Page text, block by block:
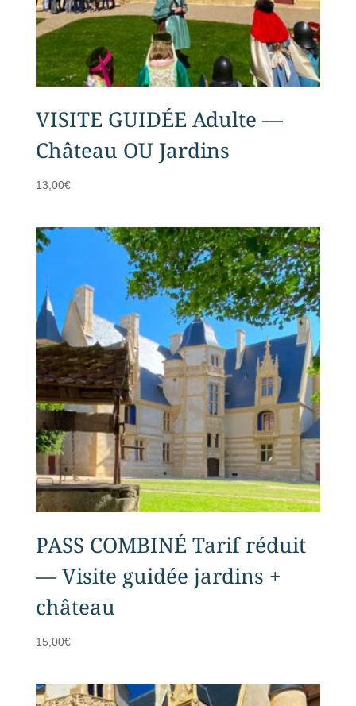
VISITE GUIDÉE Adulte —
Château OU Jardins
13,00€
PASS COMBINÉ Tarif réduit
— Visite guidée jardins +
château
15,00€